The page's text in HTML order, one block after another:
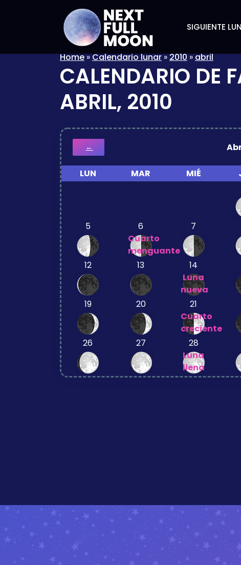
SIGUIENTE
Home»Calendario lunar»2010»abril
CALENDARIO DE
ABRIL, 2010
←
LUN MAR MIÉ
5
6
Cuarto
menguante
7
12 13
14
Luna
nueva
19 20
21
Cuarto
creciente
26 27
28
Luna
llena